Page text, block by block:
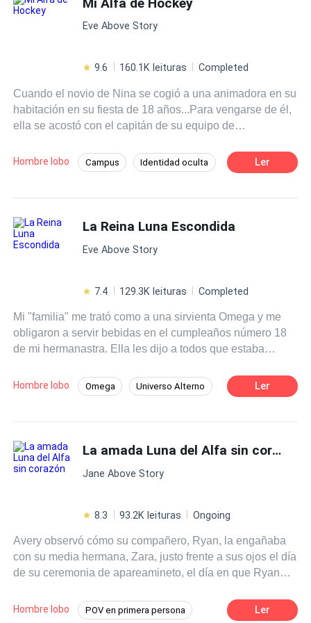
cachorro, ¿puede Ella convencerlo de que la deje
quedarse en la vida de su hijo? ¡¿Y por qué siempre la
interesado en un humano, ¿o sí?
Traición Poder Femenino
Diferencia de EdadEve Above Story
9.6 160.1K leituras Completed
Cuando el novio de Nina se cogió a una animadora en su
habitación en su fiesta de 18 años...Para vengarse de él,
ella se acostó con el capitán de su equipo de
acuesta por segunda vez con la misma chica. Pero él
desea tener a Nina todas las noches... y todo el mundo lo
Hombre lobo Campus Identidad oculta
POV en primera persona
Ler
La Reina Luna Escondida
Eve Above Story
7.4 129.3K leituras Completed
Mi "familia" me trató como a una sirvienta Omega y me
obligaron a servir bebidas en el cumpleaños número 18
de mi hermanastra. Ella les dijo a todos que estaba
se lo dijera a nadie. Justo cuando todos los invitados se
quedaron sin palabra ante la impactante noticia, el
Hombre lobo Omega Universo Alterno
Romance oscuro
Ler
La amada Luna del Alfa sin corazón
Jane Above Story
8.3 93.2K leituras Ongoing
Avery observó cómo su compañero, Ryan, la engañaba
con su media hermana, Zara, justo frente a sus ojos el día
de su ceremonia de apareamineto, el día en que Ryan
que Ryan y Zara tenían el derecho de hacerlo, porque
Hombre lobo POV en primera persona Ler